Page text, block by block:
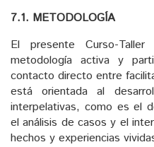
7.1. METODOLOGÍA
El presente Curso-
metodología activa y
contacto directo entre
está orientada al
interpelativas, como es el
el análisis de casos y el
hechos y experiencias